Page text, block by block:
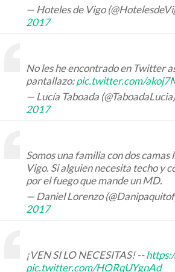
— Hoteles de Vigo
2017
No les he encontrado en Twitter
pantallazo:pic.twitter.com/
— Lucía Taboada
2017
Somos una familia con dos camas
Vigo. Si alguien necesita techo y
por el fuego que mande un MD.
— Daniel Lorenzo
2017
¡VEN SI LO NECESITAS! --
pic.twitter.com/HORqUYgnAd